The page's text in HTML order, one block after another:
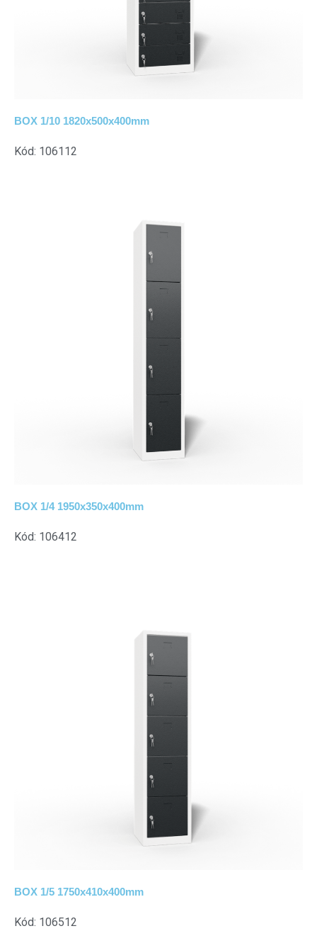
BOX 1/10 1820x500x400mm
Kód: 106112
BOX 1/4 1950x350x400mm
Kód: 106412
BOX 1/5 1750x410x400mm
Kód: 106512